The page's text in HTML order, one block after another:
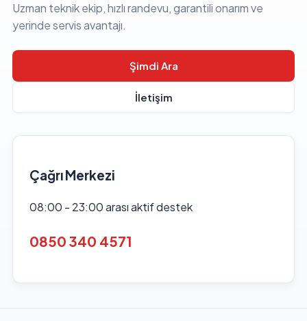
Uzman teknik ekip, hızlı randevu, garantili onarım ve
yerinde servis avantajı.
Şimdi Ara
İletişim
Çağrı Merkezi
08:00 - 23:00 arası aktif destek
0850 340 4571